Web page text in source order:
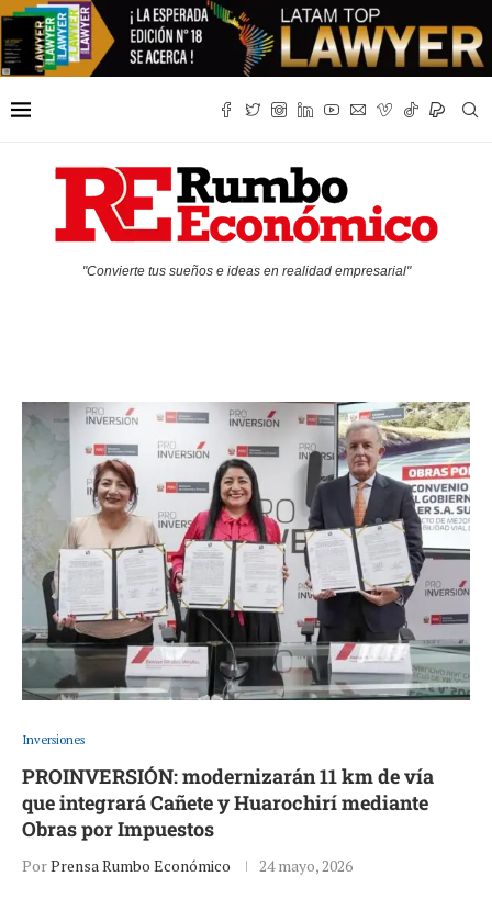
"Convierte tus sueños e ideas en realidad empresarial"
Inversiones
PROINVERSIÓN: modernizarán 11 km de vía
que integrará Cañete y Huarochirí mediante
Obras por Impuestos
PorPrensa Rumbo Económico 24 mayo, 2026